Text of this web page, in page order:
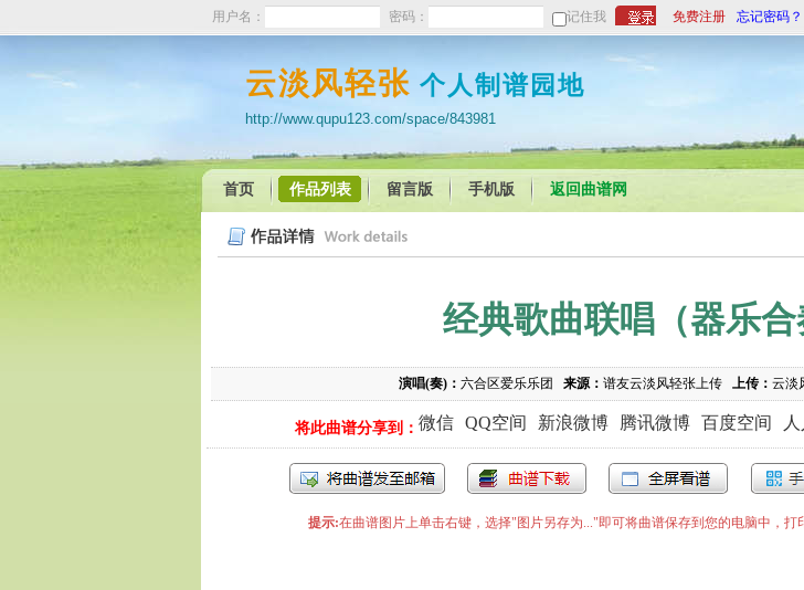
用户名： 密码： 记住我 免费注册 忘记密码？
云淡风轻张 个人制谱园地
http://www.qupu123.com/space/843981
首页 作品列表 留言版 手机版 返回曲谱网
经典歌曲联唱（器乐合
演唱(奏)： 六合区爱乐乐团 来源： 谱友云淡风轻张上传 上传： 云淡
将此曲谱分享到： 微信 QQ空间 新浪微博 腾讯微博 百度空间
提示:在曲谱图片上单击右键，选择"图片另存为..."即可将曲谱保存到您的电脑中，打